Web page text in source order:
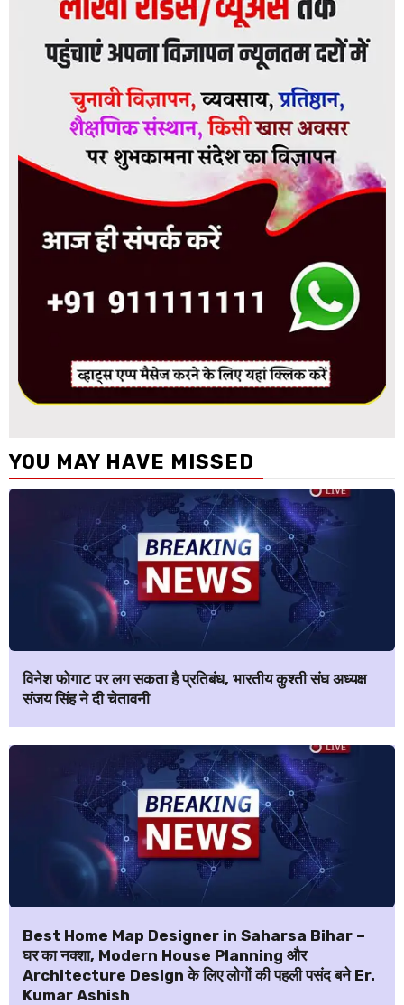
YOU MAY HAVE MISSED
विनेश फोगाट पर लग सकता है प्रतिबंध, भारतीय कुश्ती संघ अध्यक्ष
संजय सिंह ने दी चेतावनी
Best Home Map Designer in Saharsa Bihar –
घर का नक्शा, Modern House Planning और
Architecture Design के लिए लोगों की पहली पसंद बने Er.
Kumar Ashish